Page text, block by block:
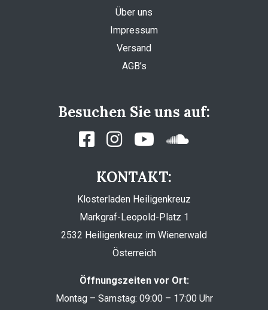
Über uns
Impressum
Versand
AGB’s
Besuchen Sie uns auf:
KONTAKT:
Klosterladen Heiligenkreuz
Markgraf-Leopold-Platz 1
2532 Heiligenkreuz im Wienerwald
Österreich
Öffnungszeiten vor Ort:
Montag – Samstag: 09:00 – 17:00 Uhr